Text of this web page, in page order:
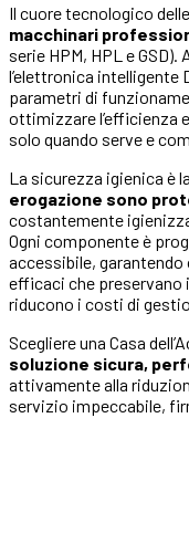
Il cuore tecnologico
macchinari
serie HPM, HPL e
l’elettronica
parametri di
ottimizzare l’efficienza
solo quando serve e
La sicurezza igienica è
erogazione sono
costantemente
Ogni componente è
accessibile,
efficaci che preservano
riducono i costi di
Scegliere una Casa
soluzione sicura,
attivamente alla
servizio impeccabile,